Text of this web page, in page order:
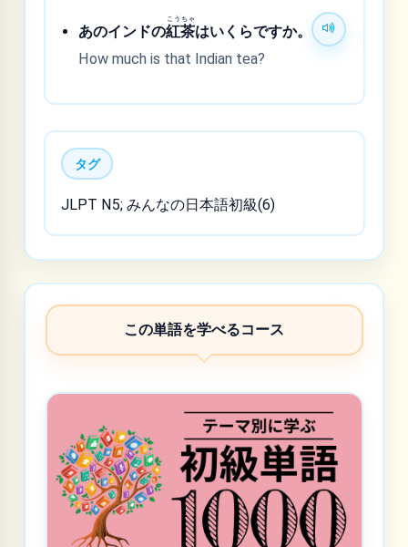
あのインドの紅
こう
茶
ちゃ
はいくらですか。
How much is that Indian tea?
タグ
JLPT N5; みんなの日本語初級(6)
この単語を学べるコース